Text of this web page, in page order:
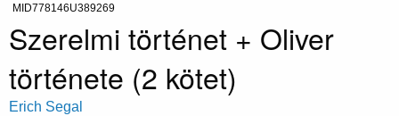
MID778146U389269
Szerelmi történet + Oliver
története (2 kötet)
Erich Segal